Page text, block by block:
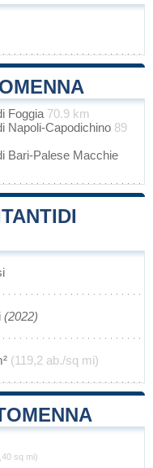
Foggia 70.9 km
Napoli-Capodichino 89
Bari-Palese Macchie
(2022)
(119,2 ab./sq mi)
sq mi)